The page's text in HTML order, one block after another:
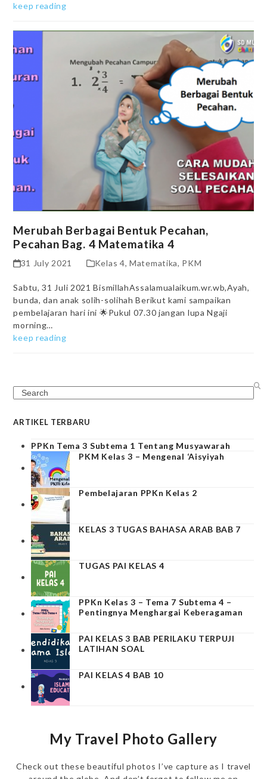
keep reading
Merubah Berbagai Bentuk Pecahan,
Pecahan Bag. 4 Matematika 4
31 July 2021 Kelas 4,Matematika, PKM
Sabtu, 31 Juli 2021 BismillahAssalamualaikum.wr.wb,Ayah,
bunda, dan anak solih-solihah Berikut kami sampaikan
pembelajaran hari ini 🌟Pukul 07.30 jangan lupa Ngaji
morning…
keep reading
Search
ARTIKEL TERBARU
PPKn Tema 3 Subtema 1 Tentang Musyawarah
PKM Kelas 3 – Mengenal ‘Aisyiyah
Pembelajaran PPKn Kelas 2
KELAS 3 TUGAS BAHASA ARAB BAB 7
TUGAS PAI KELAS 4
PPKn Kelas 3 – Tema 7 Subtema 4 –
Pentingnya Menghargai Keberagaman
PAI KELAS 3 BAB PERILAKU TERPUJI
LATIHAN SOAL
PAI KELAS 4 BAB 10
My Travel Photo Gallery
Check out these beautiful photos I’ve capture as I travel